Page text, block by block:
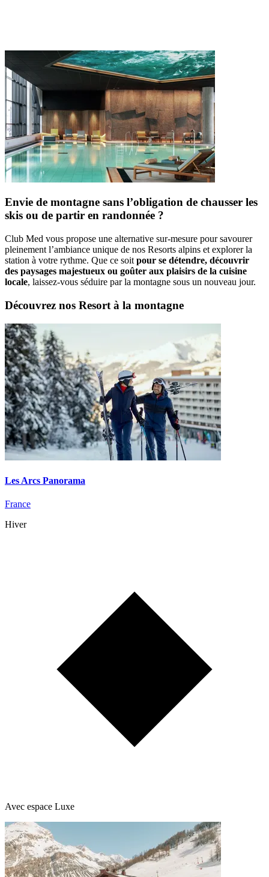
Envie de montagne sans l’obligation de chausser les
skis ou de partir en randonnée ?
Club Med vous propose une alternative sur-mesure pour savourer
pleinement l’ambiance unique de nos Resorts alpins et explorer la
station à votre rythme. Que ce soit pour se détendre, découvrir
des paysages majestueux ou goûter aux plaisirs de la cuisine
locale, laissez-vous séduire par la montagne sous un nouveau jour.
Découvrez nos Resort à la montagne
Les Arcs Panorama
France
Hiver
Avec espace Luxe